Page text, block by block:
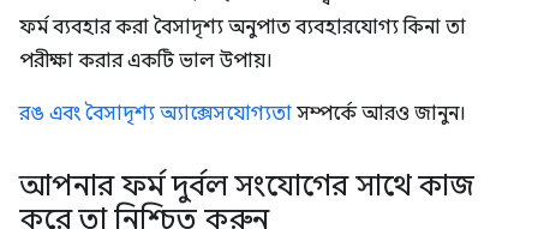
ফর্ম ব্যবহার করা বৈসাদৃশ্য অনুপাত ব্যবহারযোগ্য কিনা তা
পরীক্ষা করার একটি ভাল উপায়।
রঙ এবং বৈসাদৃশ্য অ্যাক্সেসযোগ্যতা সম্পর্কে আরও জানুন।
আপনার ফর্ম দুর্বল সংযোগের সাথে কাজ
করে তা নিশ্চিত করুন